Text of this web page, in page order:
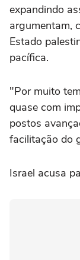
expandindo
argumentam,
Estado
pacífica.
"Por muito
quase com
postos
facilitação do
Israel acusa